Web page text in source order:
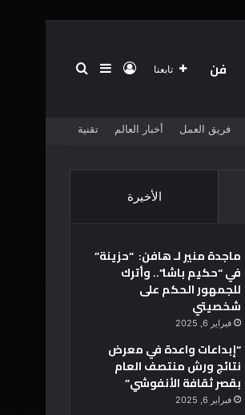
فن تابعنا تسجيل الدخول
إضافة عمود جانبي
فريق العمل أخبار العالم تقنية
الأخيرة
ماجدة منير لـ هافن: “حزينة”
في “حكيم باشا”.. وأترك
للجمهور الحكم على
شخصيتي
فبراير 6, 2025
“إبداعات واعدة في معرض
نتائج ورش منتصف العام
بقصر ثقافة الأنفوشي”
فبراير 6, 2025